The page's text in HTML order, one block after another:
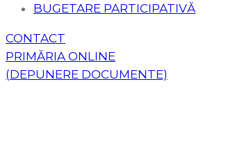
BUGETARE PARTICIPATIVĂ
CONTACT
PRIMĂRIA ONLINE
(DEPUNERE DOCUMENTE)